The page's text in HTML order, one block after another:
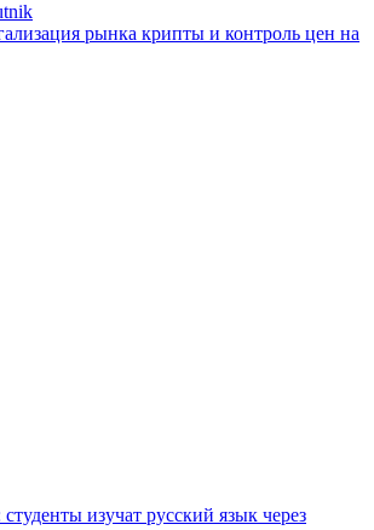
рынка крипты и контроль цен на
изучат русский язык через